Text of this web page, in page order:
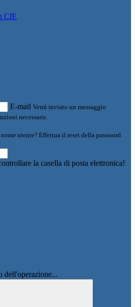
CIE
E-mail Verrà inviato un messaggio
necessarie.
utente? Effettua il reset della password
la casella di posta elettronica!
dell'operazione...